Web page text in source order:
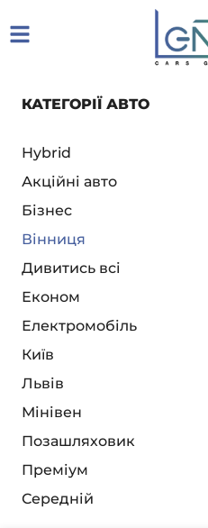
КАТЕГОРІЇ АВТО
Hybrid
Акційні авто
Бізнес
Вінниця
Дивитись всі
Економ
Електромобіль
Київ
Львів
Мінівен
Позашляховик
Преміум
Середній